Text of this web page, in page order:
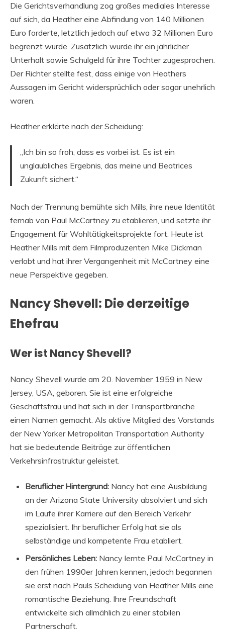
Die Gerichtsverhandlung zog großes mediales Interesse
auf sich, da Heather eine Abfindung von 140 Millionen
Euro forderte, letztlich jedoch auf etwa 32 Millionen Euro
begrenzt wurde. Zusätzlich wurde ihr ein jährlicher
Unterhalt sowie Schulgeld für ihre Tochter zugesprochen.
Der Richter stellte fest, dass einige von Heathers
Aussagen im Gericht widersprüchlich oder sogar unehrlich
waren.
Heather erklärte nach der Scheidung:
„Ich bin so froh, dass es vorbei ist. Es ist ein
unglaubliches Ergebnis, das meine und Beatrices
Zukunft sichert.“
Nach der Trennung bemühte sich Mills, ihre neue Identität
fernab von Paul McCartney zu etablieren, und setzte ihr
Engagement für Wohltätigkeitsprojekte fort. Heute ist
Heather Mills mit dem Filmproduzenten Mike Dickman
verlobt und hat ihrer Vergangenheit mit McCartney eine
neue Perspektive gegeben.
Nancy Shevell: Die derzeitige
Ehefrau
Wer ist Nancy Shevell?
Nancy Shevell wurde am 20. November 1959 in New
Jersey, USA, geboren. Sie ist eine erfolgreiche
Geschäftsfrau und hat sich in der Transportbranche
einen Namen gemacht. Als aktive Mitglied des Vorstands
der New Yorker Metropolitan Transportation Authority
hat sie bedeutende Beiträge zur öffentlichen
Verkehrsinfrastruktur geleistet.
Beruflicher Hintergrund: Nancy hat eine Ausbildung
an der Arizona State University absolviert und sich
im Laufe ihrer Karriere auf den Bereich Verkehr
spezialisiert. Ihr beruflicher Erfolg hat sie als
selbständige und kompetente Frau etabliert.
Persönliches Leben: Nancy lernte Paul McCartney in
den frühen 1990er Jahren kennen, jedoch begannen
sie erst nach Pauls Scheidung von Heather Mills eine
romantische Beziehung. Ihre Freundschaft
entwickelte sich allmählich zu einer stabilen
Partnerschaft.